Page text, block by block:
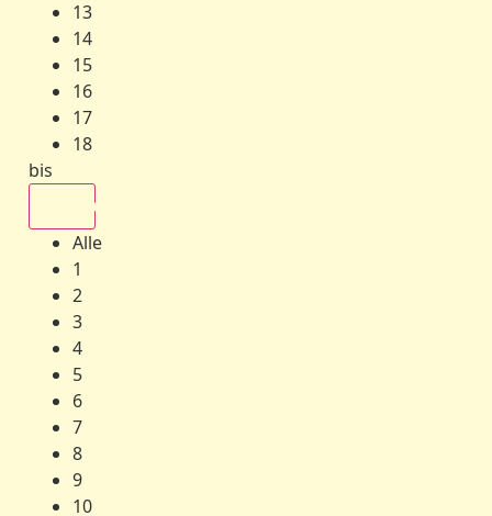
13
14
15
16
17
18
bis
Alle
1
2
3
4
5
6
7
8
9
10